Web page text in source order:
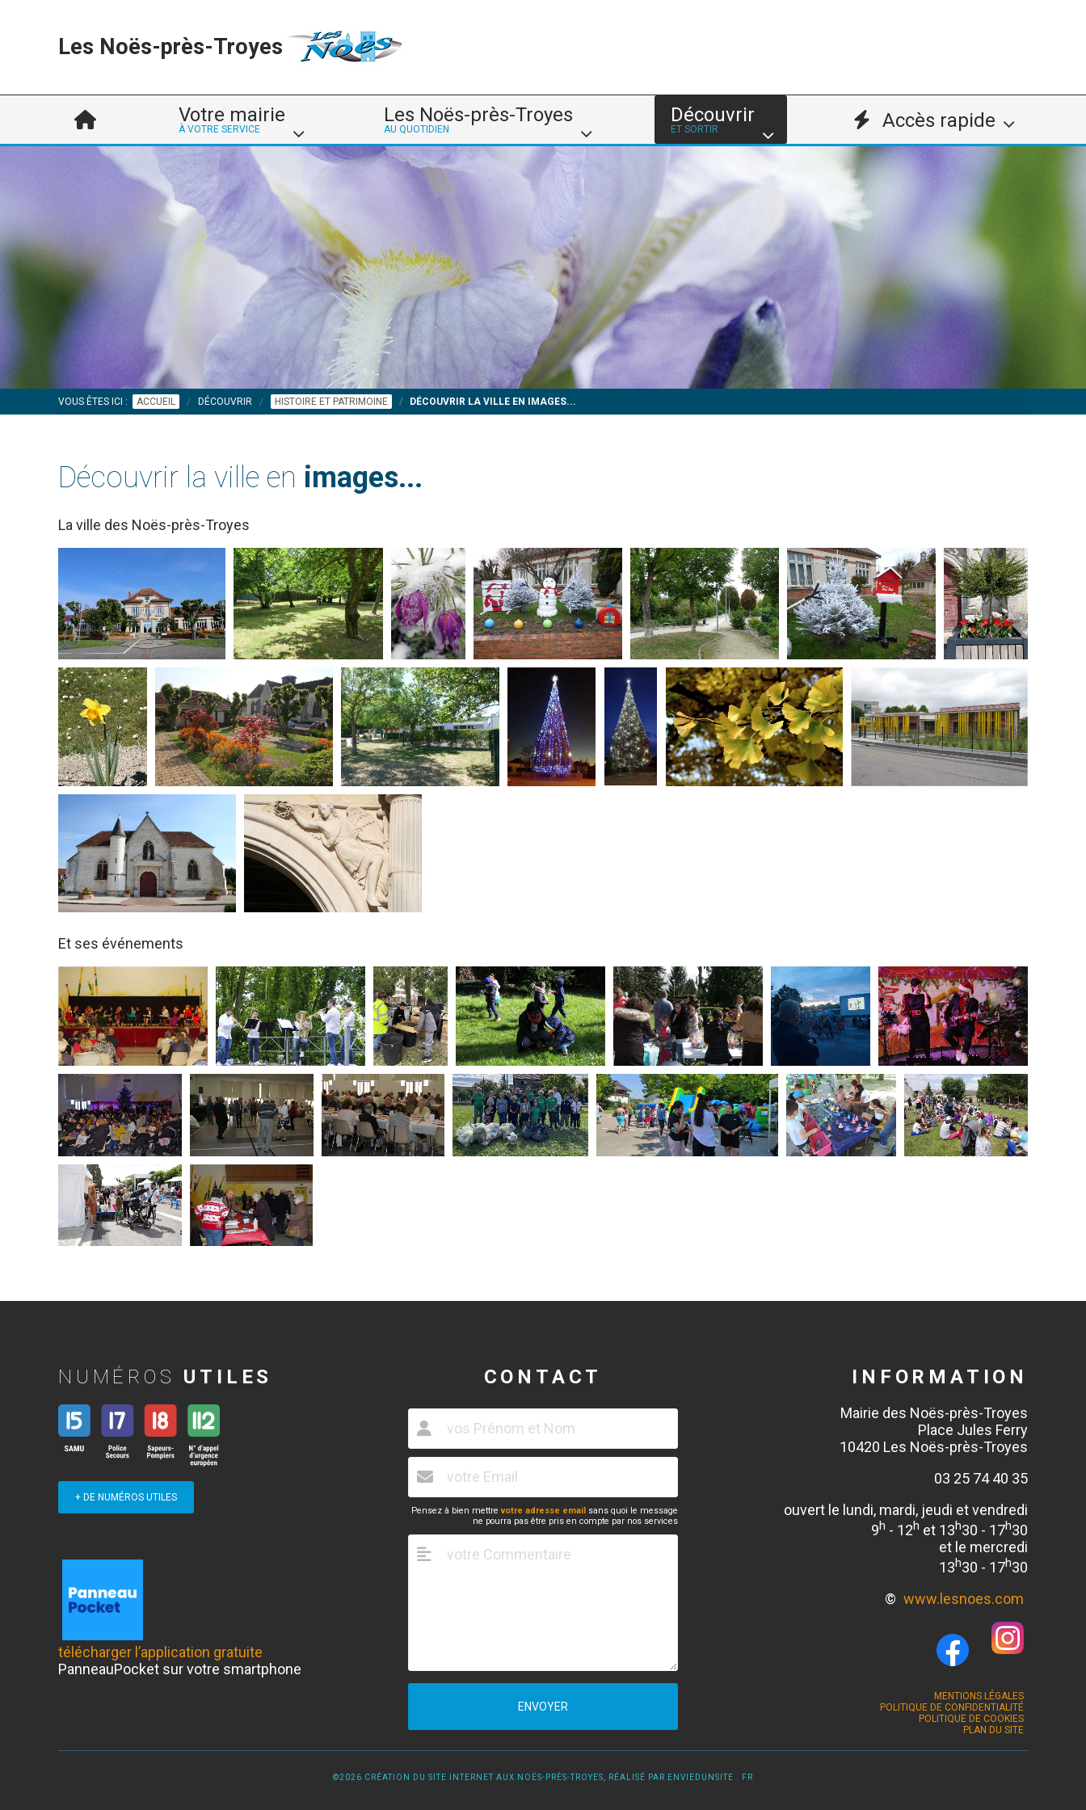
Les Noës-près-Troyes
Votre mairie
À VOTRE SERVICE
Les Noës-près-Troyes
AU QUOTIDIEN
Découvrir
ET SORTIR Accès rapide
VOUS ÊTES ICI : ACCUEIL DÉCOUVRIR HISTOIRE ET PATRIMOINE DÉCOUVRIR LA VILLE EN IMAGES...
Découvrir la ville en images...
La ville des Noës-près-Troyes
Et ses événements
NUMÉROS UTILES
+ DE NUMÉROS UTILES
télécharger l’application gratuite
PanneauPocket sur votre smartphone
CONTACT
Pensez à bien mettrevotre adresse email sans quoi le message
ne pourra pas être pris en compte par nos services
ENVOYER
INFORMATION
Mairie des Noës-près-Troyes
Place Jules Ferry
10420 Les Noës-près-Troyes
03 25 74 40 35
ouvert le lundi, mardi, jeudi et vendredi
9h - 12h et 13h30 - 17h30
et le mercredi
13h30 - 17h30
© www.lesnoes.com
MENTIONS LÉGALES
POLITIQUE DE CONFIDENTIALITÉ
POLITIQUE DE COOKIES
PLAN DU SITE
©2026 CRÉATION DU SITE INTERNET AUX NOËS-PRÈS-TROYES, RÉALISÉ PAR ENVIEDUNSITE . FR